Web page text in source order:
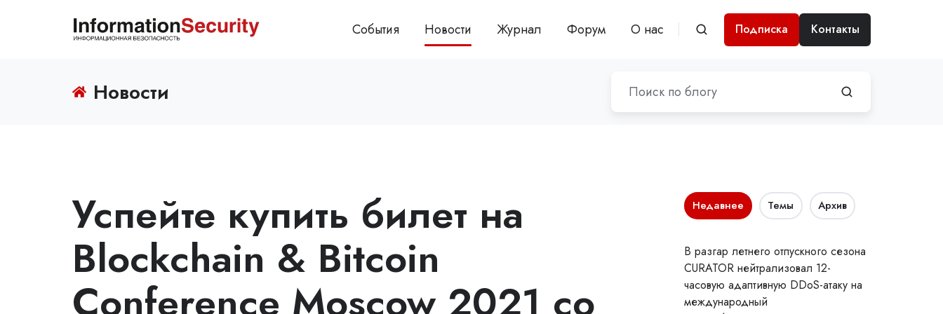
События Новости Журнал Форум О нас Подписка Контакты
Новости
Успейте купить билет на
Blockchain & Bitcoin
Conference Moscow 2021 со
Недавнее Темы Архив
В разгар летнего отпускного сезона
CURATOR нейтрализовал 12-
часовую адаптивную DDoS-атаку на
международный